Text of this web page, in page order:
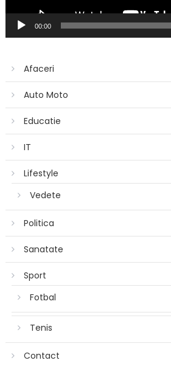
00:00
Afaceri
Auto Moto
Educatie
IT
Lifestyle
Vedete
Politica
Sanatate
Sport
Fotbal
Tenis
Contact